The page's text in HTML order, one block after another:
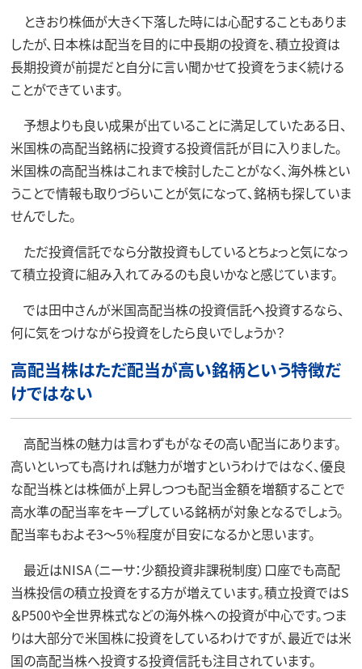
ときおり株価が大きく下落した時には心配することもありま
したが、日本株は配当を目的に中長期の投資を、積立投資は
長期投資が前提だと自分に言い聞かせて投資をうまく続ける
ことができています。
予想よりも良い成果が出ていることに満足していたある日、
米国株の高配当銘柄に投資する投資信託が目に入りました。
米国株の高配当株はこれまで検討したことがなく、海外株とい
うことで情報も取りづらいことが気になって、銘柄も探していま
せんでした。
ただ投資信託でなら分散投資もしているとちょっと気になっ
て積立投資に組み入れてみるのも良いかなと感じています。
では田中さんが米国高配当株の投資信託へ投資するなら、
何に気をつけながら投資をしたら良いでしょうか？
高配当株はただ配当が高い銘柄という特徴だ
けではない
高配当株の魅力は言わずもがなその高い配当にあります。
高いといっても高ければ魅力が増すというわけではなく、優良
な配当株とは株価が上昇しつつも配当金額を増額することで
高水準の配当率をキープしている銘柄が対象となるでしょう。
配当率もおよそ3〜5％程度が目安になるかと思います。
最近はNISA（ニーサ：少額投資非課税制度）口座でも高配
当株投信の積立投資をする方が増えています。積立投資ではS
＆P500や全世界株式などの海外株への投資が中心です。つま
りは大部分で米国株に投資をしているわけですが、最近では米
国の高配当株へ投資する投資信託も注目されています。